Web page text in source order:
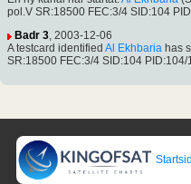
pol.V SR:18500 FEC:3/4 SID:104
Badr 3, 2003-12-06
A testcard identified Al Ekhbaria has
SR:18500 FEC:3/4 SID:104 PID:104/